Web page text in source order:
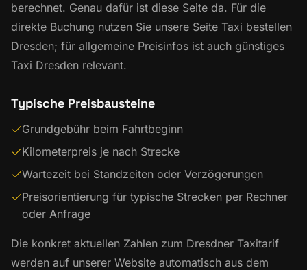
berechnet. Genau dafür ist diese Seite da. Für die
direkte Buchung nutzen Sie unsere Seite Taxi bestellen
Dresden; für allgemeine Preisinfos ist auch günstiges
Taxi Dresden relevant.
Typische Preisbausteine
Grundgebühr beim Fahrtbeginn
Kilometerpreis je nach Strecke
Wartezeit bei Standzeiten oder Verzögerungen
Preisorientierung für typische Strecken per Rechner
oder Anfrage
Die konkret aktuellen Zahlen zum Dresdner Taxitarif
werden auf unserer Website automatisch aus dem